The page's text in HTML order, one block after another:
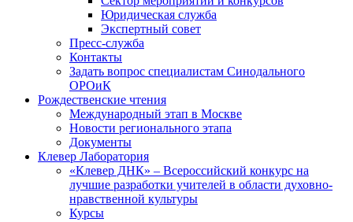
Юридическая служба
Экспертный совет
Пресс-служба
Контакты
Задать вопрос специалистам Синодального
ОРОиК
Рождественские чтения
Международный этап в Москве
Новости регионального этапа
Документы
Клевер Лаборатория
«Клевер ДНК» – Всероссийский конкурс на
лучшие разработки учителей в области духовно-
нравственной культуры
Курсы